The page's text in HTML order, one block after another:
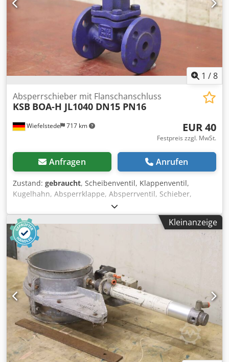
1 /8
Wiefelstede 717 km
Absperrschieber mit Flanschanschluss
KSB BOA-H JL1040 DN15 PN16
EUR 40
Festpreis zzgl. MwSt.
Anfragen Anrufen
Zustand: gebraucht, Scheibenventil, Klappenventil,
Kugelhahn, Absperrklappe, Absperrventil, Schieber,
Membranventil, Membran-Absperrventil, Flanschen-
Absperrventil Chjdpsrtcdtjfx Alrja -Hersteller: KSB,
Absperrschieber Absperrventil Typ BOA-H JL1040 -
Anschluß: DN 15 PN 16 -Anzahl: 1x Ventil vorhanden -
Abmessung: 130/125/H230 mm -Gewicht: 3,1 kg/St.
Kleinanzeige